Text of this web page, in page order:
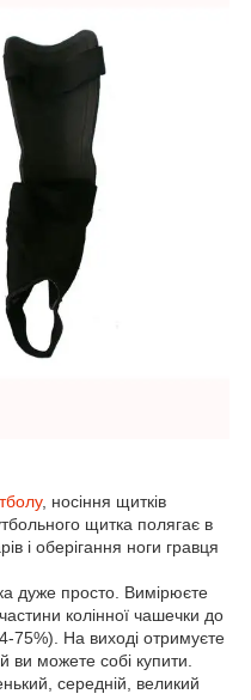
, носіння щитків
щитка полягає в
і оберігання ноги гравця
дуже просто. Вимірюєте
колінної чашечки до
75%). На виході отримуєте
можете собі купити.
середній, великий